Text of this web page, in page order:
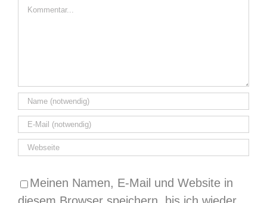
Kommentar
Meinen Namen, E-Mail und Website in